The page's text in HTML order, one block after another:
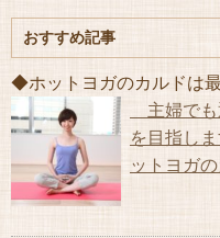
おすすめ記事
◆ホットヨガのカルドは
主婦でも
を目指し
ットヨガ